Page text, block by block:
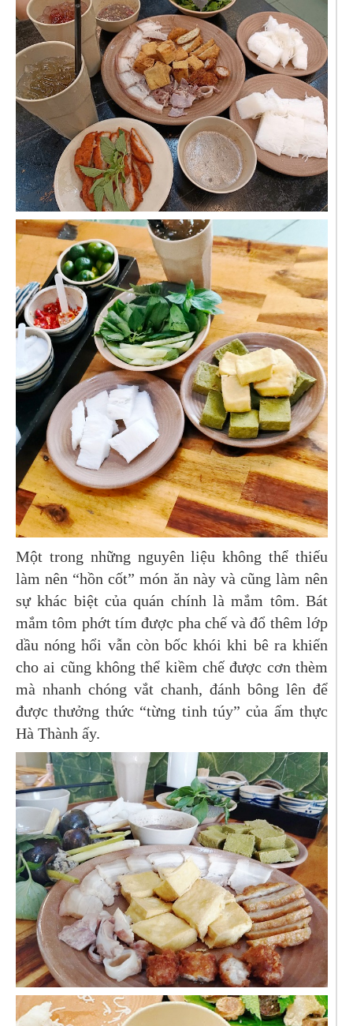
Một trong những nguyên liệu không thể thiếu
làm nên “hồn cốt” món ăn này và cũng làm nên
sự khác biệt của quán chính là mắm tôm. Bát
mắm tôm phớt tím được pha chế và đổ thêm lớp
dầu nóng hổi vẫn còn bốc khói khi bê ra khiến
cho ai cũng không thể kiềm chế được cơn thèm
mà nhanh chóng vắt chanh, đánh bông lên để
được thưởng thức “từng tinh túy” của ấm thực
Hà Thành ấy.